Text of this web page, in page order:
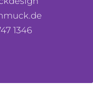
1346